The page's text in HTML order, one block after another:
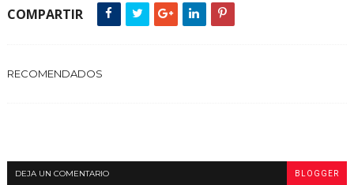
COMPARTIR
RECOMENDADOS
DEJA UN COMENTARIO BLOGGER